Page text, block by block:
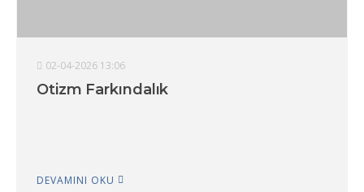
02-04-2026 13:06
Otizm Farkındalık
DEVAMINI OKU